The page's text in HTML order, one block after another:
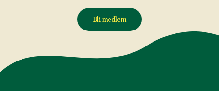
Bli medlem